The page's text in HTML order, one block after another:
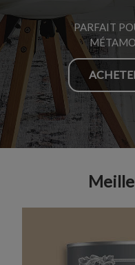
PARFAIT